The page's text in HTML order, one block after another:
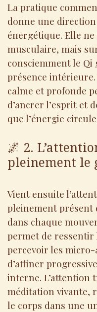
La pratique
donne une
énergétique. Elle
musculaire, mais
consciemment le Qi
présence
calme et profonde
d’ancrer l’esprit et
que l’énergie
🌌 2.
pleinement le
Vient ensuite
pleinement présent
dans chaque
permet de
percevoir les
d’affiner
interne. L’attention
méditation vivante,
le corps dans une